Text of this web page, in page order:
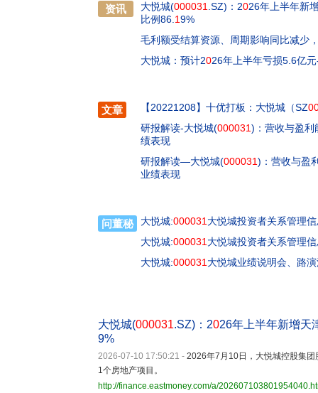
资讯 大悦城(000031 .SZ)：2026年上半年新
比例86. 19%
毛利额受结算资源、周期影响同比减少
大悦城：预计2026年上半年亏损5.6亿
文章 【20221208】十优打板：大悦城（SZ
研报解读-大悦城(000031)：营收与盈利
绩表现
研报解读—大悦城(000031)：营收与盈
业绩表现
问董秘 大悦城:000031 大悦城投资者关系管理
大悦城:000031 大悦城投资者关系管理
大悦城:000031 大悦城业绩说明会、路
大悦城(000031.SZ)：2026年上半年新增天
9%
2026-07-10 17:50:21 - 2026年7月10日，大悦城控股集团
1个房地产项目。
http://finance.eastmoney.com/a/